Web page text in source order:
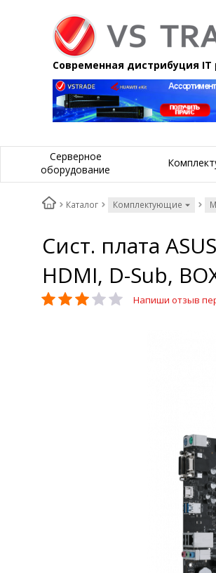
Современная дистрибуция
Серверное
оборудование
Каталог Комплектующие
Сист. плата
HDMI, D-Sub,
Напиши отзыв